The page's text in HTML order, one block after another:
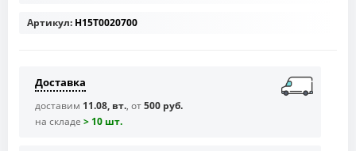
Артикул: H15T0020700
Доставка
доставим 11.08, вт., от500 руб.
на складе > 10 шт.